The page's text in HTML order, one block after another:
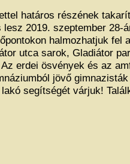
határos részének
2019. szeptember 28-
halmozhatjuk fel
utca sarok, Gladiátor
erdei ösvények és az
jövő
segítségét várjuk!